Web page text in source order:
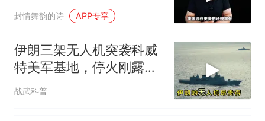
器！
封情舞韵的诗 APP专享
伊朗三架无人机突袭科威
特美军基地，停火刚露头
就被掐了回去，这招边打
战武科普